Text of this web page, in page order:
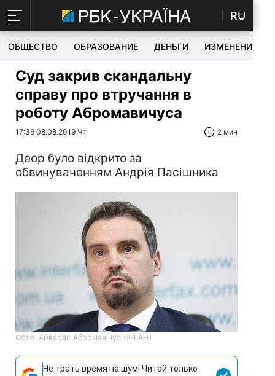
RU
ОБЩЕСТВО ОБРАЗОВАНИЕ ДЕНЬГИ ИЗМЕНЕНИЯ
Суд закрив скандальну
справу про втручання в
роботу Абромавичуса
17:36 08.08.2019 Чт 2 мин
Деор було відкрито за
обвинуваченням Андрія Пасішника
Фото: Айварас Абромавічус (УНІАН)
Не трать время на шум! Читай только